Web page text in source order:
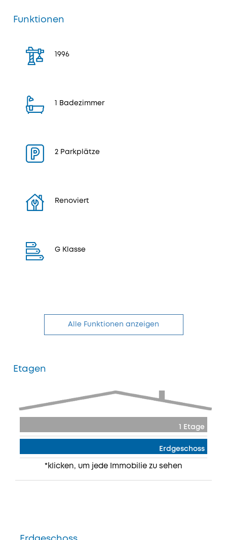
Funktionen
1996
1 Badezimmer
2 Parkplätze
Renoviert
G Klasse
Alle Funktionen anzeigen
Etagen
1 Etage
Erdgeschoss
*klicken, um jede Immobilie zu sehen